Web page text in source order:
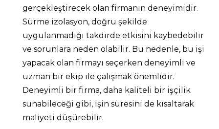
gerçekleştirecek olan firmanın deneyimidir.
Sürme izolasyon, doğru şekilde
uygulanmadığı takdirde etkisini kaybedebilir
ve sorunlara neden olabilir. Bu nedenle, bu işi
yapacak olan firmayı seçerken deneyimli ve
uzman bir ekip ile çalışmak önemlidir.
Deneyimli bir firma, daha kaliteli bir işçilik
sunabileceği gibi, işin süresini de kısaltarak
maliyeti düşürebilir.